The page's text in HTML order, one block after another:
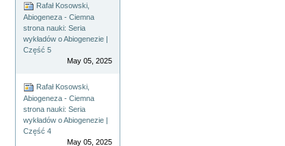
Rafał Kosowski,
Abiogeneza - Ciemna
strona nauki: Seria
wykładów o Abiogenezie |
Część 5
May 05, 2025
Rafał Kosowski,
Abiogeneza - Ciemna
strona nauki: Seria
wykładów o Abiogenezie |
Część 4
May 05, 2025